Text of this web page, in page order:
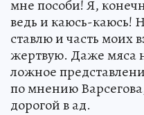
мне пособи! Я,
ведь и каюсь-каюсь!
ставлю и часть моих
жертвую. Даже мяса
ложное
по мнению
дорогой в ад.